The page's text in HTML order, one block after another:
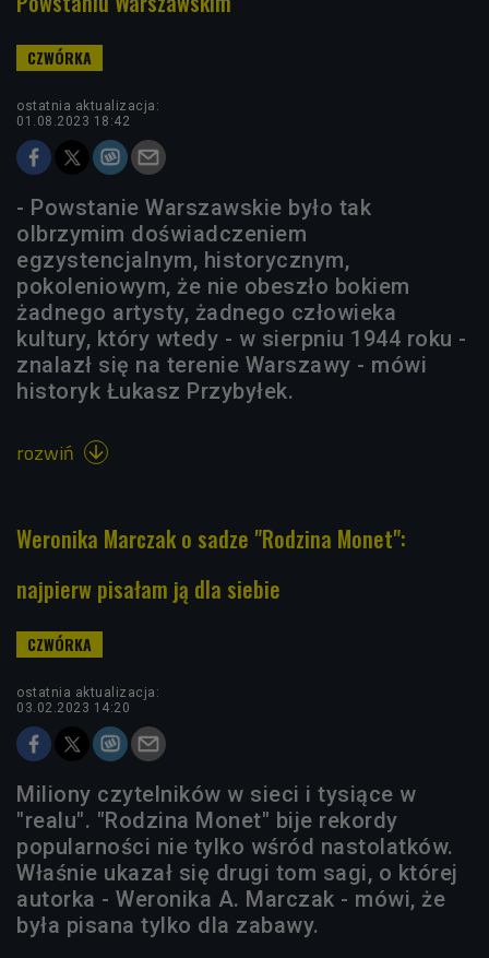
ostatnia aktualizacja:
01.08.2023 18:42
- Powstanie Warszawskie było tak
olbrzymim doświadczeniem
egzystencjalnym, historycznym,
pokoleniowym, że nie obeszło bokiem
żadnego artysty, żadnego człowieka
kultury, który wtedy - w sierpniu 1944 roku -
znalazł się na terenie Warszawy - mówi
historyk Łukasz Przybyłek.
rozwiń 
Weronika Marczak o sadze "Rodzina Monet":
najpierw pisałam ją dla siebie
ostatnia aktualizacja:
03.02.2023 14:20
Miliony czytelników w sieci i tysiące w
"realu". "Rodzina Monet" bije rekordy
popularności nie tylko wśród nastolatków.
Właśnie ukazał się drugi tom sagi, o której
autorka - Weronika A. Marczak - mówi, że
była pisana tylko dla zabawy.